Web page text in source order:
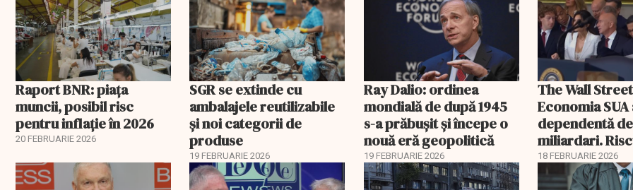
Raport BNR: piața
muncii, posibil risc
pentru inflație în 2026
20 FEBRUARIE 2026
SGR se extinde cu
ambalajele reutilizabile
și noi categorii de
produse
19 FEBRUARIE 2026
Ray Dalio: ordinea
mondială de după 1945
s-a prăbușit și începe o
nouă eră geopolitică
19 FEBRUARIE 2026
The Wall
Economia
dependentă de
miliardari.
pentru burse
18 FEBRUARIE 2026
EXCLUSIV EXCLUSIV